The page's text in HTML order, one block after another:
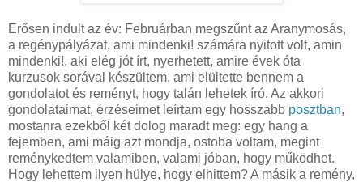
Erősen indult az év: Februárban megszűnt az Aranymosás,
a regénypályázat, ami mindenki! számára nyitott volt, amin
mindenki!, aki elég jót írt, nyerhetett, amire évek óta
kurzusok sorával készültem, ami elültette bennem a
gondolatot és reményt, hogy talán lehetek író. Az akkori
gondolataimat, érzéseimet leírtam egy hosszabb posztban,
mostanra ezekből két dolog maradt meg: egy hang a
fejemben, ami máig azt mondja, ostoba voltam, megint
reménykedtem valamiben, valami jóban, hogy működhet.
Hogy lehettem ilyen hülye, hogy elhittem? A másik a remény,